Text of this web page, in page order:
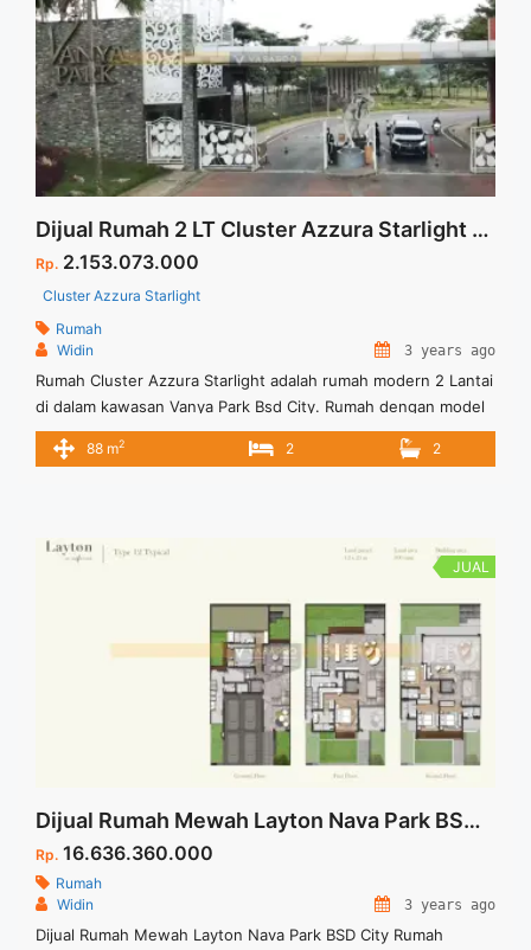
Dijual Rumah 2 LT Cluster Azzura Starlight BSD City
Rp. 2.153.073.000
Cluster Azzura Starlight
Rumah
Widin
3 years ago
Rumah Cluster Azzura Starlight adalah rumah modern 2 Lantai
di dalam kawasan Vanya Park Bsd City. Rumah dengan model
kekinian yang mengusung konsep “New Normal Lifestyle”
dengan dikelilingi taman hijau serta danau seluas 7 Ha. Untuk
88 m2 2 2
JUAL
Dijual Rumah Mewah Layton Nava Park BSD City
Rp. 16.636.360.000
Rumah
Widin
3 years ago
Dijual Rumah Mewah Layton Nava Park BSD City Rumah